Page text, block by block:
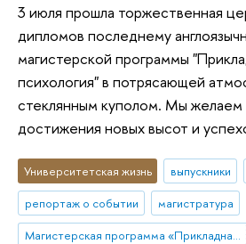
3 июля прошла торжественная
дипломов последнему
магистерской программы
психология" в потрясающей
стеклянным куполом. Мы желаем
достижения новых высот и
Университетская жизнь выпускники
репортаж о событии
магистратура
Магистерская программа «Прикладная социальная психология»